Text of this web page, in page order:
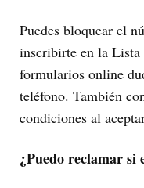
Puedes bloquear el
inscribirte en la
formularios online
teléfono. También
condiciones al
¿Puedo reclamar si